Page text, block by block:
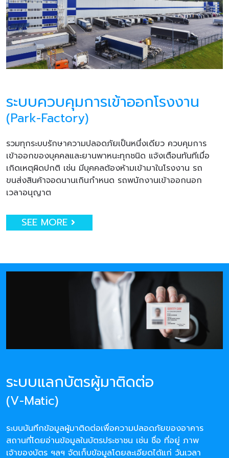
ระบบควบคุมการเข้าออกโรงงาน
(Park-Factory)
รวมทุกระบบรักษาความปลอดภัยเป็นหนึ่งเดียว ควบคุมการ
เข้าออกของบุคคลและยานพาหนะทุกชนิด แจ้งเตือนทันทีเมื่อ
เกิดเหตุผิดปกติ เช่น มีบุคคลต้องห้ามเข้ามาในโรงงาน รถ
ขนส่งสินค้าจอดนานเกินกำหนด รถพนักงานเข้าออกนอก
เวลาอนุญาต
SEE MORE
ระบบแลกบัตรผู้มาติดต่อ
(V-Matic)
ระบบบันทึกข้อมูลผู้มาติดต่อเพื่อความปลอดภัยของอาคาร
สถานที่โดยอ่านข้อมูลในบัตรประชาชน เช่น ชื่อ ที่อยู่ ภาพ
เจ้าของบัตร ฯลฯ จัดเก็บข้อมูลโดยละเอียดได้แก่ วันเวลา